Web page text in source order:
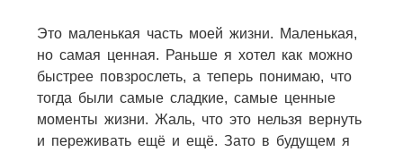
Это маленькая часть моей жизни. Маленькая,
но самая ценная. Раньше я хотел как можно
быстрее повзрослеть, а теперь понимаю, что
тогда были самые сладкие, самые ценные
моменты жизни. Жаль, что это нельзя вернуть
и переживать ещё и ещё. Зато в будущем я